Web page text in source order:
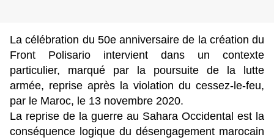
La célébration du 50e anniversaire de la création du
Front Polisario intervient dans un contexte
particulier, marqué par la poursuite de la lutte
armée, reprise après la violation du cessez-le-feu,
par le Maroc, le 13 novembre 2020.
La reprise de la guerre au Sahara Occidental est la
conséquence logique du désengagement marocain